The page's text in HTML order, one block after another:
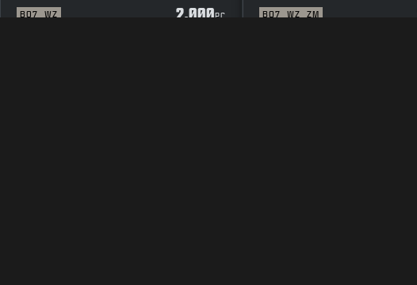
BO7 WZ 2.000PC BO7 WZ ZM